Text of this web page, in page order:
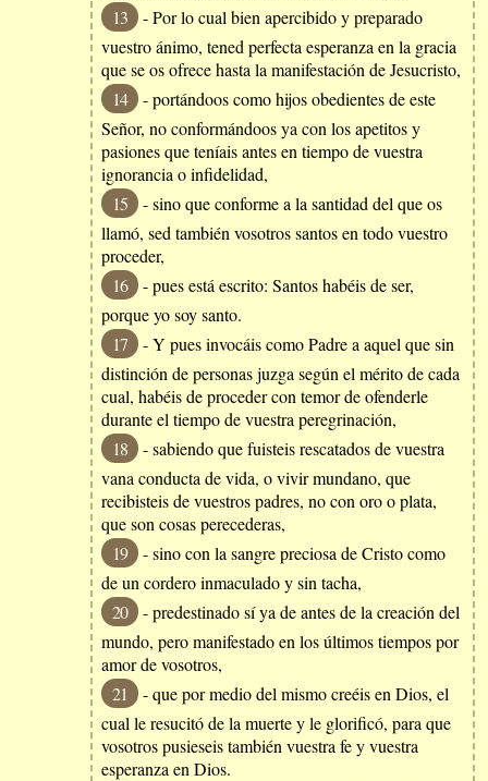
13
- Por lo cual bien apercibido y preparado
vuestro ánimo, tened perfecta esperanza en la gracia
que se os ofrece hasta la manifestación de Jesucristo,
14
- portándoos como hijos obedientes de este
Señor, no conformándoos ya con los apetitos y
pasiones que teníais antes en tiempo de vuestra
ignorancia o infidelidad,
15
- sino que conforme a la santidad del que os
llamó, sed también vosotros santos en todo vuestro
proceder,
16
- pues está escrito: Santos habéis de ser,
porque yo soy santo.
17
- Y pues invocáis como Padre a aquel que sin
distinción de personas juzga según el mérito de cada
cual, habéis de proceder con temor de ofenderle
durante el tiempo de vuestra peregrinación,
18
- sabiendo que fuisteis rescatados de vuestra
vana conducta de vida, o vivir mundano, que
recibisteis de vuestros padres, no con oro o plata,
que son cosas perecederas,
19
- sino con la sangre preciosa de Cristo como
de un cordero inmaculado y sin tacha,
20
- predestinado sí ya de antes de la creación del
mundo, pero manifestado en los últimos tiempos por
amor de vosotros,
21
- que por medio del mismo creéis en Dios, el
cual le resucitó de la muerte y le glorificó, para que
vosotros pusieseis también vuestra fe y vuestra
esperanza en Dios.